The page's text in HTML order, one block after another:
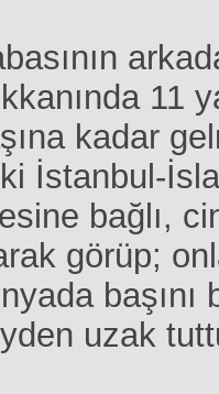
11
kadar
İstanbul-
bağlı,
görüp;
uzak